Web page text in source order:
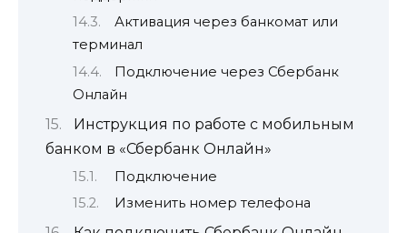
Активация через банкомат или
терминал
Подключение через Сбербанк
Онлайн
Инструкция по работе с мобильным
банком в «Сбербанк Онлайн»
Подключение
Изменить номер телефона